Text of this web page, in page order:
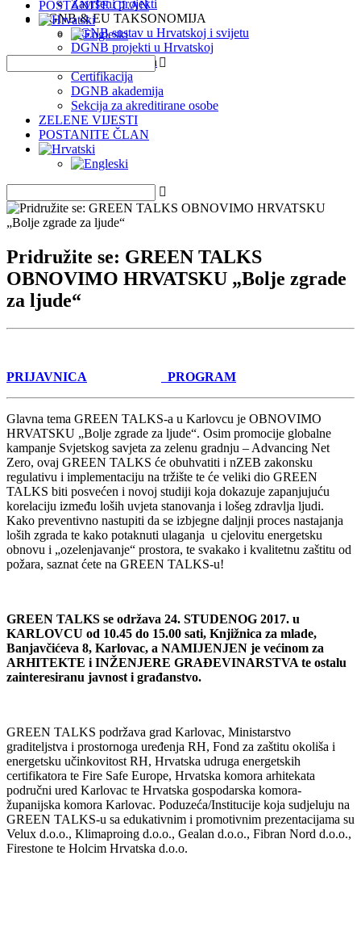
Završeni projekti
DGNB & EU TAKSONOMIJA
DGNB sustav u Hrvatskoj i svijetu
DGNB projekti u Hrvatskoj
EU Taksonomija
Certifikacija
DGNB akademija
Sekcija za akreditirane osobe
ZELENE VIJESTI
POSTANITE ČLAN
POSTANITE ČLAN
Pridružite se: GREEN TALKS
OBNOVIMO HRVATSKU „Bolje zgrade
za ljude“
PRIJAVNICA PROGRAM
Glavna tema GREEN TALKS-a u Karlovcu je OBNOVIMO
HRVATSKU „Bolje zgrade za ljude“. Osim promocije globalne
kampanje Svjetskog savjeta za zelenu gradnju – Advancing Net
Zero, ovaj GREEN TALKS će obuhvatiti i nZEB zakonsku
regulativu i implementaciju na tržište te će veliki dio GREEN
TALKS biti posvećen i novoj studiji koja dokazuje zapanjujuću
korelaciju između loših uvjeta stanovanja i lošeg zdravlja ljudi.
Kako preventivno nastupiti da se izbjegne daljnji proces nastajanja
loših zgrada te kako potaknuti ulaganja u cjelovitu energetsku
obnovu i „ozelenjavanje“ prostora, te svakako i kvalitetnu zaštitu od
požara, saznat ćete na GREEN TALKS-u!
GREEN TALKS se održava 24. STUDENOG 2017. u
KARLOVCU od 10.45 do 15.00 sati, Knjižnica za mlade,
Banjavčićeva 8, Karlovac, a NAMIJENJEN je većinom za
ARHITEKTE i INŽENJERE GRAĐEVINARSTVA te ostalu
zainteresiranu javnost i građanstvo.
GREEN TALKS podržava grad Karlovac, Ministarstvo
graditeljstva i prostornoga uređenja RH, Fond za zaštitu okoliša i
energetsku učinkovitost RH, Hrvatska udruga energetskih
certifikatora te Fire Safe Europe, Hrvatska komora arhitekata
područni ured Karlovac te Hrvatska gospodarska komora-
županijska komora Karlovac. Poduzeća/Institucije koja sudjeluju na
GREEN TALKS-u sa edukativnim i promotivnim prezentacijama su
Velux d.o.o., Klimaproing d.o.o., Gealan d.o.o., Fibran Nord d.o.o.,
Firestone te Holcim Hrvatska d.o.o.